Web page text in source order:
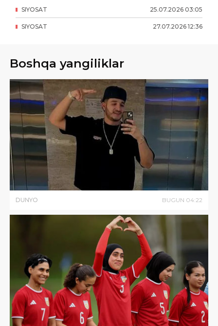
25.07.2026 03:05
SIYOSAT
27.07.2026 12:36
SIYOSAT
Boshqa yangiliklar
DUNYO BUGUN 04:22